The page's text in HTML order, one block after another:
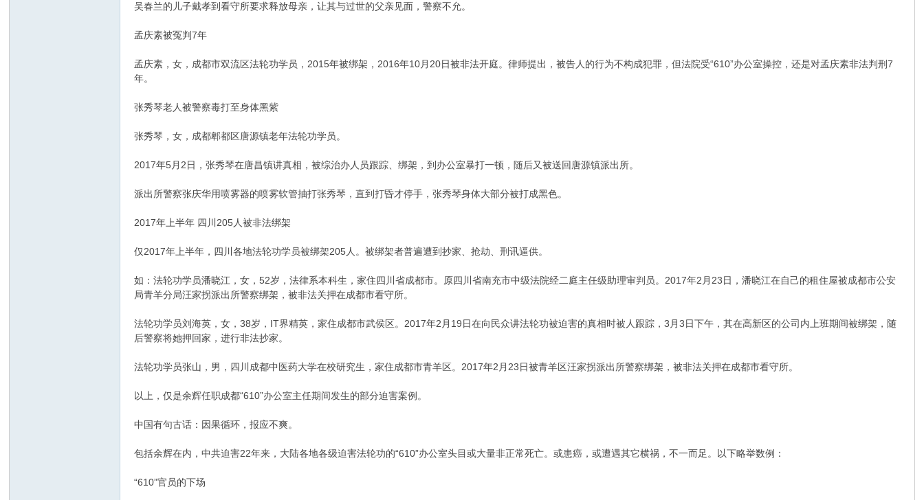
吴春兰的儿子戴孝到看守所要求释放母亲，让其与过世的父亲见面，警察不允。
孟庆素被冤判7年
孟庆素，女，成都市双流区法轮功学员，2015年被绑架，2016年10月20日被非法开庭。律师提出，被告人的行为不构成犯罪，但法院受“610”办公室操控，还是对孟庆素非法判刑7
年。
张秀琴老人被警察毒打至身体黑紫
张秀琴，女，成都郫都区唐源镇老年法轮功学员。
2017年5月2日，张秀琴在唐昌镇讲真相，被综治办人员跟踪、绑架，到办公室暴打一顿，随后又被送回唐源镇派出所。
派出所警察张庆华用喷雾器的喷雾软管抽打张秀琴，直到打昏才停手，张秀琴身体大部分被打成黑色。
2017年上半年 四川205人被非法绑架
仅2017年上半年，四川各地法轮功学员被绑架205人。被绑架者普遍遭到抄家、抢劫、刑讯逼供。
如：法轮功学员潘晓江，女，52岁，法律系本科生，家住四川省成都市。原四川省南充市中级法院经二庭主任级助理审判员。2017年2月23日，潘晓江在自己的租住屋被成都市公安
局青羊分局汪家拐派出所警察绑架，被非法关押在成都市看守所。
法轮功学员刘海英，女，38岁，IT界精英，家住成都市武侯区。2017年2月19日在向民众讲法轮功被迫害的真相时被人跟踪，3月3日下午，其在高新区的公司内上班期间被绑架，随
后警察将她押回家，进行非法抄家。
法轮功学员张山，男，四川成都中医药大学在校研究生，家住成都市青羊区。2017年2月23日被青羊区汪家拐派出所警察绑架，被非法关押在成都市看守所。
以上，仅是余辉任职成都“610”办公室主任期间发生的部分迫害案例。
中国有句古话：因果循环，报应不爽。
包括余辉在内，中共迫害22年来，大陆各地各级迫害法轮功的“610”办公室头目或大量非正常死亡。或患癌，或遭遇其它横祸，不一而足。以下略举数例：
“610”官员的下场